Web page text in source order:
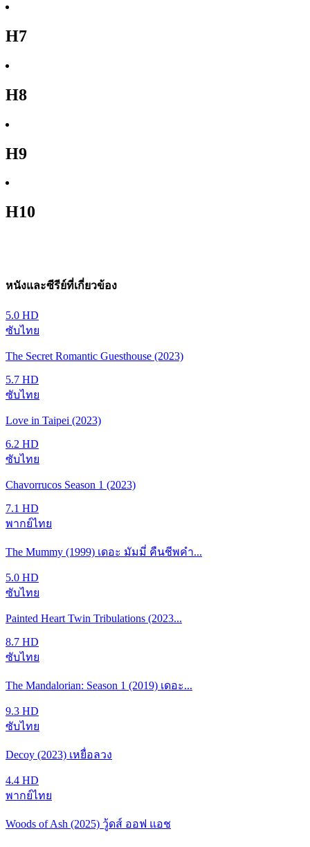
H7
H8
H9
H10
หนังและซีรีย์ที่เกี่ยวข้อง
5.0 HD
ซับไทย
The Secret Romantic Guesthouse (2023)
5.7 HD
ซับไทย
Love in Taipei (2023)
6.2 HD
ซับไทย
Chavorrucos Season 1 (2023)
7.1 HD
พากย์ไทย
The Mummy (1999) เดอะ มัมมี่ คืนชีพคำ...
5.0 HD
ซับไทย
Painted Heart Twin Tribulations (2023...
8.7 HD
ซับไทย
The Mandalorian: Season 1 (2019) เดอะ...
9.3 HD
ซับไทย
Decoy (2023) เหยื่อลวง
4.4 HD
พากย์ไทย
Woods of Ash (2025) วู้ดส์ ออฟ แอช